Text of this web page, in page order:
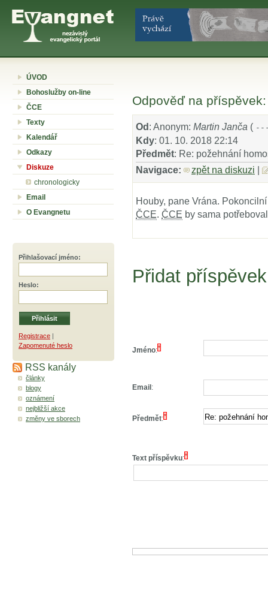
ÚVOD
Bohoslužby on-line
ČCE
Texty
Kalendář
Odkazy
Diskuze
chronologicky
Email
O Evangnetu
Přihlašovací jméno:
Heslo:
Registrace |
Zapomenuté heslo
RSS kanály
články
blogy
oznámení
nejbližší akce
změny ve sborech
Odpověď na
Od : Anonym: Martin Janča (
Kdy: 01. 10. 2018 22:14
Předmět: Re: požehnání
Navigace:
zpět na diskuzi
Houby, pane Vrána.
ČCE. ČCE by sama
Přidat
Jméno:*
Email :
Předmět:*
Text příspěvku:*